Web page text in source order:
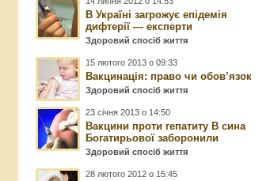
В Україні загрожує епідемія
дифтерії — експерти
Здоровий спосіб життя
15 лютого 2013 о 09:33
Вакцинація: право чи обов’язок
Здоровий спосіб життя
23 січня 2013 о 14:50
Вакцини проти гепатиту В сина
Богатирьової заборонили
Здоровий спосіб життя
28 лютого 2012 о 15:45